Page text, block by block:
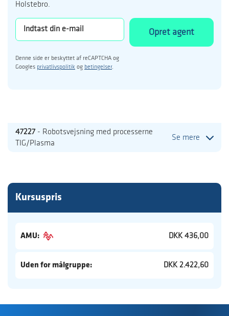
Holstebro.
Opret agent
Denne side er beskyttet af reCAPTCHA og
Googles privatlivspolitik og betingelser.
47227 - Robotsvejsning med processerne
TIG/Plasma
Se mere
Kursuspris
AMU: DKK 436,00
Uden for målgruppe: DKK 2.422,60